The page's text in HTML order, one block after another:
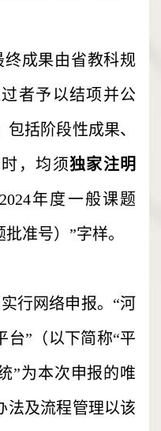
终成果由省教科规
者予以结项并公
括阶段性成果、
，均须独家注明
年度一般课题
准号）”字样。
行网络申报。“河
台”（以下简称“平
”为本次申报的唯
法及流程管理以该